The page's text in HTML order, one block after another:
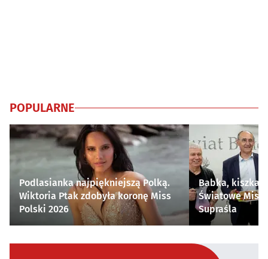
POPULARNE
Podlasianka najpiękniejszą Polką.
Wiktoria Ptak zdobyła koronę Miss
Polski 2026
Babka, kiszka i
Światowe
Supraśla